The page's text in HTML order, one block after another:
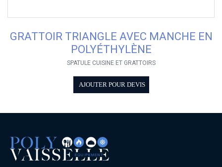
GRATTOIR TRIANGLE AVEC MANCHE EN
POLYÉTHYLÈNE
SPATULE CUISINE ET GRATTOIRS
AJOUTER POUR DEVIS